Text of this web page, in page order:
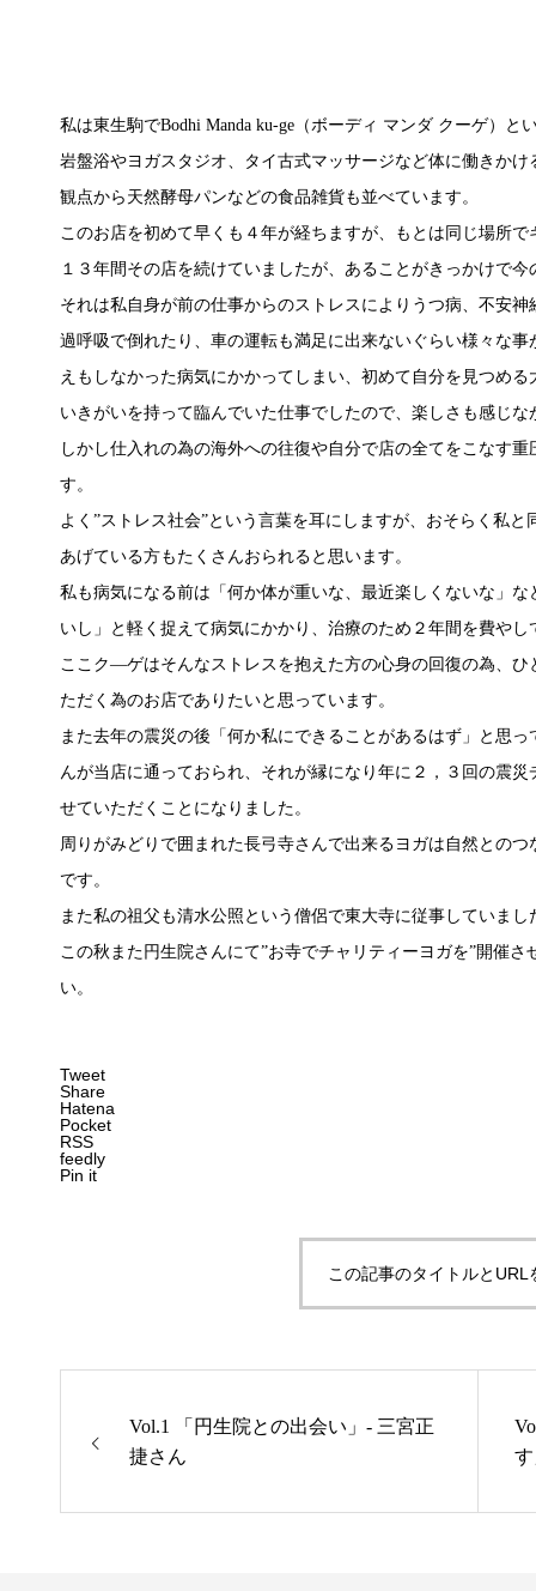
私は東生駒でBodhi Manda ku‐ge（ボーディ マンダ クーゲ）
岩盤浴やヨガスタジオ、タイ古式マッサージなど体に働きかけ
観点から天然酵母パンなどの食品雑貨も並べています。
このお店を初めて早くも４年が経ちますが、もとは同じ場所
１３年間その店を続けていましたが、あることがきっかけで
それは私自身が前の仕事からのストレスによりうつ病、不安
過呼吸で倒れたり、車の運転も満足に出来ないぐらい様々な
えもしなかった病気にかかってしまい、初めて自分を見つめ
いきがいを持って臨んでいた仕事でしたので、楽しさも感じ
しかし仕入れの為の海外への往復や自分で店の全てをこなす
す。
よく”ストレス社会”という言葉を耳にしますが、おそらく私
あげている方もたくさんおられると思います。
私も病気になる前は「何か体が重いな、最近楽しくないな」
いし」と軽く捉えて病気にかかり、治療のため２年間を費やし
ここク―ゲはそんなストレスを抱えた方の心身の回復の為、
ただく為のお店でありたいと思っています。
また去年の震災の後「何か私にできることがあるはず」と思
んが当店に通っておられ、それが縁になり年に２，３回の震
せていただくことになりました。
周りがみどりで囲まれた長弓寺さんで出来るヨガは自然との
です。
また私の祖父も清水公照という僧侶で東大寺に従事していま
この秋また円生院さんにて”お寺でチャリティーヨガを”開催
い。
Tweet
Share
Hatena
Pocket
RSS
feedly
Pin it
この記事のタイトルとURL
Vol.1 「円生院との出会い」- 三宮正
捷さん